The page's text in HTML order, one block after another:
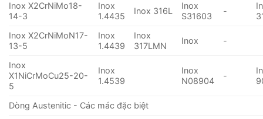
Inox X2CrNiMo18-
14-3
Inox
1.4435
Inox 316L
Inox
S31603
-
Inox X2CrNiMoN17-
13-5
Inox
1.4439
Inox
317LMN
Inox -
Inox
X1NiCrMoCu25-20-
5
Inox
1.4539
Inox
N08904
-
Dòng Austenitic - Các mác đặc biệt